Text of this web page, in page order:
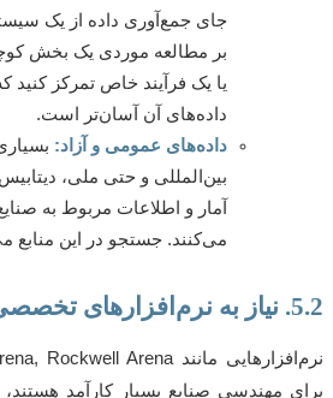
جای جمع‌آوری داده از یک سیستم
بر مطالعه موردی یک بخش کوچکتر
یا یک فرآیند خاص تمرکز کنید که
داده‌های آن آسان‌تر است.
داده‌های عمومی و آزاد: بسیاری از
بین‌المللی و حتی ملی،
آمار و اطلاعات مربوط به صنایع
می‌کنند. جستجو در این منابع
مهندسی صنایع بسیار کارآمد هستند، اما